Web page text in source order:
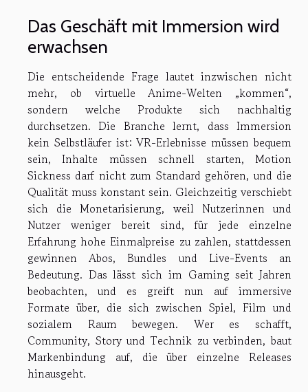
Das Geschäft mit Immersion wird
erwachsen
Die entscheidende Frage lautet inzwischen nicht
mehr, ob virtuelle Anime-Welten „kommen“,
sondern welche Produkte sich nachhaltig
durchsetzen. Die Branche lernt, dass Immersion
kein Selbstläufer ist: VR-Erlebnisse müssen bequem
sein, Inhalte müssen schnell starten, Motion
Sickness darf nicht zum Standard gehören, und die
Qualität muss konstant sein. Gleichzeitig verschiebt
sich die Monetarisierung, weil Nutzerinnen und
Nutzer weniger bereit sind, für jede einzelne
Erfahrung hohe Einmalpreise zu zahlen, stattdessen
gewinnen Abos, Bundles und Live-Events an
Bedeutung. Das lässt sich im Gaming seit Jahren
beobachten, und es greift nun auf immersive
Formate über, die sich zwischen Spiel, Film und
sozialem Raum bewegen. Wer es schafft,
Community, Story und Technik zu verbinden, baut
Markenbindung auf, die über einzelne Releases
hinausgeht.